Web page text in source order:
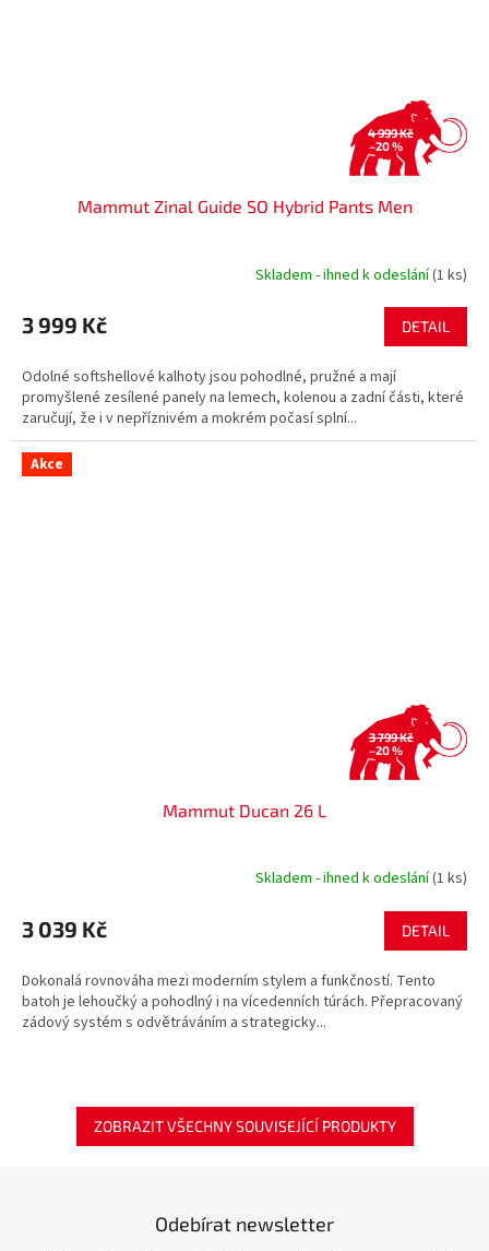
4 999 Kč
–20 %
Mammut Zinal Guide SO Hybrid Pants Men
Skladem - ihned k odeslání(1 ks)
3 999 Kč DETAIL
Odolné softshellové kalhoty jsou pohodlné, pružné a mají
promyšlené zesílené panely na lemech, kolenou a zadní části, které
zaručují, že i v nepříznivém a mokrém počasí splní...
Akce
3 799 Kč
–20 %
Mammut Ducan 26 L
Skladem - ihned k odeslání(1 ks)
3 039 Kč DETAIL
Dokonalá rovnováha mezi moderním stylem a funkčností. Tento
batoh je lehoučký a pohodlný i na vícedenních túrách. Přepracovaný
zádový systém s odvětráváním a strategicky...
ZOBRAZIT VŠECHNY SOUVISEJÍCÍ PRODUKTY
Odebírat newsletter